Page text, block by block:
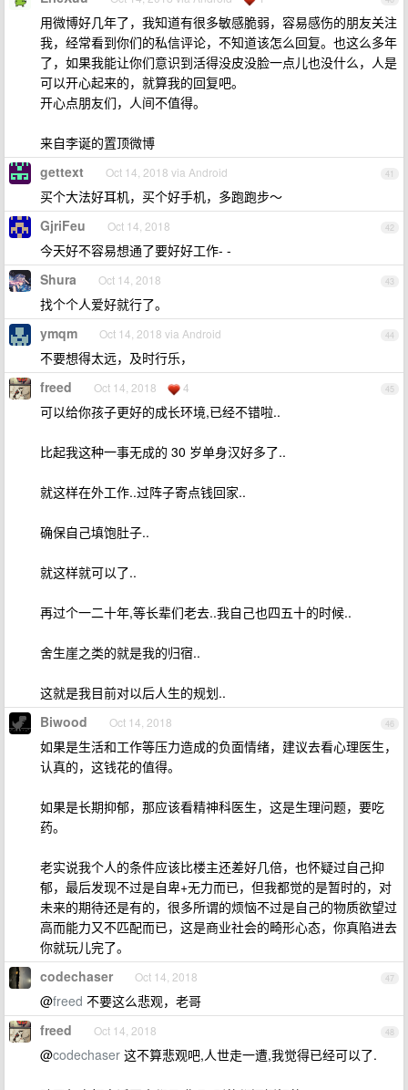
用微博好几年了，我知道有很多敏感脆弱，容易感伤的朋友关注
我，经常看到你们的私信评论，不知道该怎么回复。也这么多年
了，如果我能让你们意识到活得没皮没脸一点儿也没什么，人是
可以开心起来的，就算我的回复吧。
开心点朋友们，人间不值得。 ​​​
来自李诞的置顶微博
41
gettext Oct 14, 2018 via Android
买个大法好耳机，买个好手机，多跑跑步～
42
GjriFeu Oct 14, 2018
今天好不容易想通了要好好工作- -
43
Shura Oct 14, 2018
找个个人爱好就行了。
44
ymqm Oct 14, 2018 via Android
不要想得太远，及时行乐，
45
freed Oct 14, 2018 4
可以给你孩子更好的成长环境,已经不错啦..
比起我这种一事无成的 30 岁单身汉好多了..
就这样在外工作..过阵子寄点钱回家..
确保自己填饱肚子..
就这样就可以了..
再过个一二十年,等长辈们老去..我自己也四五十的时候..
舍生崖之类的就是我的归宿..
这就是我目前对以后人生的规划..
46
Biwood Oct 14, 2018
如果是生活和工作等压力造成的负面情绪，建议去看心理医生，
认真的，这钱花的值得。
如果是长期抑郁，那应该看精神科医生，这是生理问题，要吃
药。
老实说我个人的条件应该比楼主还差好几倍，也怀疑过自己抑
郁，最后发现不过是自卑+无力而已，但我都觉的是暂时的，对
未来的期待还是有的，很多所谓的烦恼不过是自己的物质欲望过
高而能力又不匹配而已，这是商业社会的畸形心态，你真陷进去
你就玩儿完了。
47
codechaser Oct 14, 2018
@freed 不要这么悲观，老哥
48
freed Oct 14, 2018
@codechaser 这不算悲观吧,人世走一遭,我觉得已经可以了.